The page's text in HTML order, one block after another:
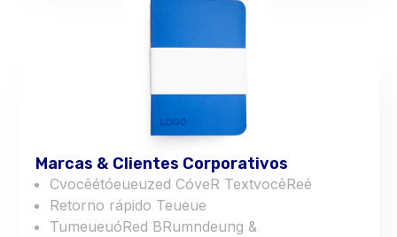
Marcas & Clientes Corporativos
Cvocêétóeueuzed CóveR TextvocêReé
Retorno rápido Teueue
TumeueuóRed BRumndeung &